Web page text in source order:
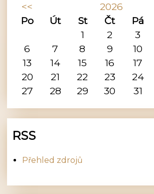
<<
2026
Po
Út St Čt Pá
1
2 3
6
7 8 9 10
13
14 15 16 17
20
21 22 23 24
27
28 29 30 31
RSS
Přehled zdrojů